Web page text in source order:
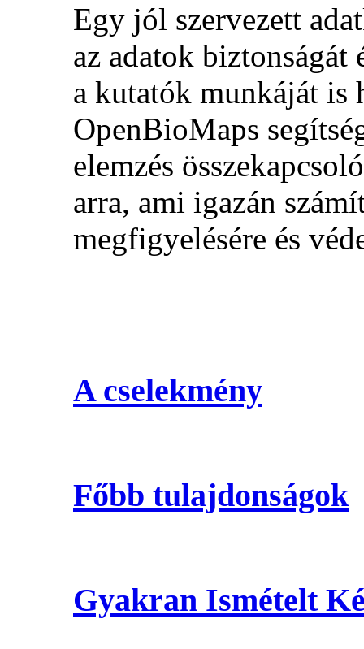
Egy jól szervezett
az adatok biztonságát
a kutatók munkáját is
OpenBioMaps
elemzés
arra, ami igazán
megfigyelésére és
A cselekmény
Főbb tulajdonságok
Gyakran Ismételt